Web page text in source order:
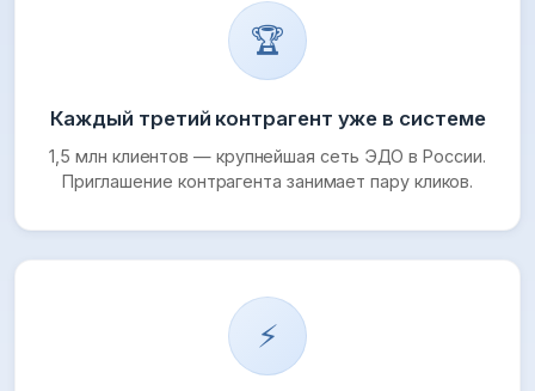
🏆
Каждый третий контрагент уже в системе
1,5 млн клиентов — крупнейшая сеть ЭДО в России.
Приглашение контрагента занимает пару кликов.
⚡